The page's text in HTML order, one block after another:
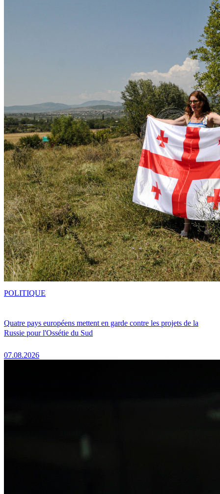
Quatre pays européens mettent en garde contre les projets de la
Russie pour l'Ossétie du Sud
07.08.2026
POLITIQUE